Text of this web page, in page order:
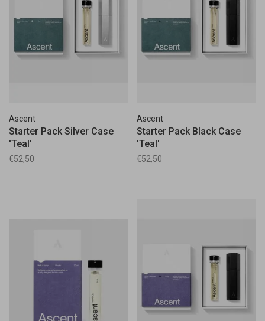
Ascent
Starter Pack Silver Case
'Teal'
€52,50
Ascent
Starter Pack Black Case
'Teal'
€52,50